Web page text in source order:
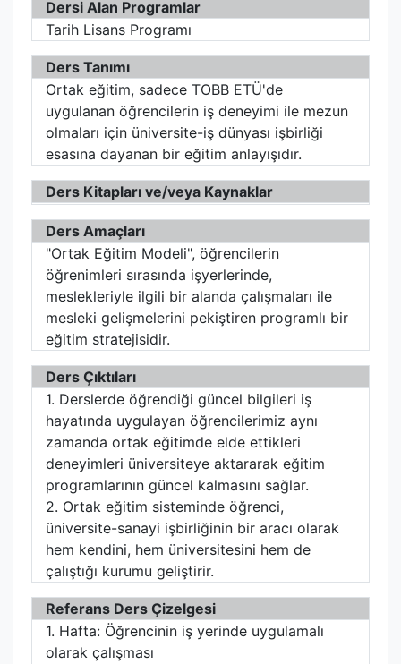
Dersi Alan Programlar
Tarih Lisans Programı
Ders Tanımı
Ortak eğitim, sadece TOBB ETÜ'de
uygulanan öğrencilerin iş deneyimi ile mezun
olmaları için üniversite-iş dünyası işbirliği
esasına dayanan bir eğitim anlayışıdır.
Ders Kitapları ve/veya Kaynaklar
Ders Amaçları
"Ortak Eğitim Modeli", öğrencilerin
öğrenimleri sırasında işyerlerinde,
meslekleriyle ilgili bir alanda çalışmaları ile
mesleki gelişmelerini pekiştiren programlı bir
eğitim stratejisidir.
Ders Çıktıları
1. Derslerde öğrendiği güncel bilgileri iş
hayatında uygulayan öğrencilerimiz aynı
zamanda ortak eğitimde elde ettikleri
deneyimleri üniversiteye aktararak eğitim
programlarının güncel kalmasını sağlar.
2. Ortak eğitim sisteminde öğrenci,
üniversite-sanayi işbirliğinin bir aracı olarak
hem kendini, hem üniversitesini hem de
çalıştığı kurumu geliştirir.
Referans Ders Çizelgesi
1. Hafta: Öğrencinin iş yerinde uygulamalı
olarak çalışması